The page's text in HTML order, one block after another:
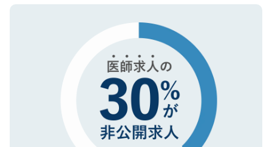
で、機密保持に関してもご安心ください。
ので、まずはご登録ください。